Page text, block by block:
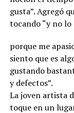
gusta”. Agregó
tocando “y no lo
porque me
siento que es
gustando
y defectos”.
La joven artista
toque en un